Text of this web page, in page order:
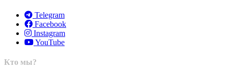
Telegram
Facebook
Instagram
YouTube
Кто мы?